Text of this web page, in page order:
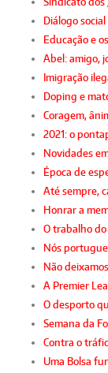
Diálogo
Educação e
Abel: amigo,
Imigração
Doping e
Coragem,
2021: o
Novidades
Época de
Até sempre,
Honrar a
O trabalho
Nós
Não
A Premier
O desporto
Semana da
Contra o
Uma Bolsa